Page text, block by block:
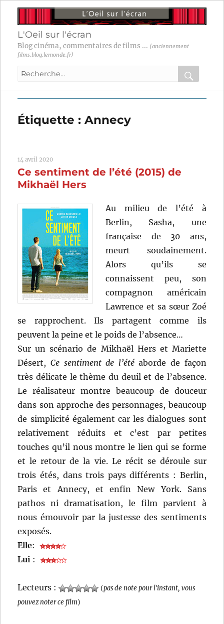
L'Oeil sur l'écran
Blog cinéma, commentaires de films ... (anciennement
films.blog.lemonde.fr)
Recherche
:
OK
Étiquette :Annecy
14 avril 2020
Ce sentiment de l’été (2015) de
Mikhaël Hers
Au milieu de l’été à
Berlin, Sasha, une
française de 30 ans,
meurt soudainement.
Alors qu’ils se
connaissent peu, son
compagnon américain
Lawrence et sa sœur Zoé
se rapprochent. Ils partagent comme ils
peuvent la peine et le poids de l’absence…
Sur un scénario de Mikhaël Hers et Mariette
Désert, Ce sentiment de l’étéaborde de façon
très délicate le thème du deuil et de l’absence.
Le réalisateur montre beaucoup de douceur
dans son approche des personnages, beaucoup
de simplicité également car les dialogues sont
relativement réduits et c’est par petites
touches qu’il nous montre le lien qui se forme
et le retour de la vie. Le récit se déroule sur
trois étés, dans trois pays différents : Berlin,
Paris et Annecy, et enfin New York. Sans
pathos ni dramatisation, le film parvient à
nous émouvoir par la justesse des sentiments
exposés.
Elle:
Lui :
Lecteurs : (pas de note pour l'instant, vous
pouvez noter ce film)